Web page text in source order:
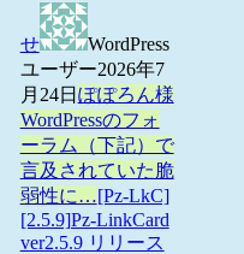
せ
WordPress
ユーザー2026年7
月24日 ぽぽろん様
WordPressのフォ
ーラム（下記）で
言及されていた脆
弱性に…[Pz-LkC]
[2.5.9]Pz-LinkCard
ver2.5.9 リリース